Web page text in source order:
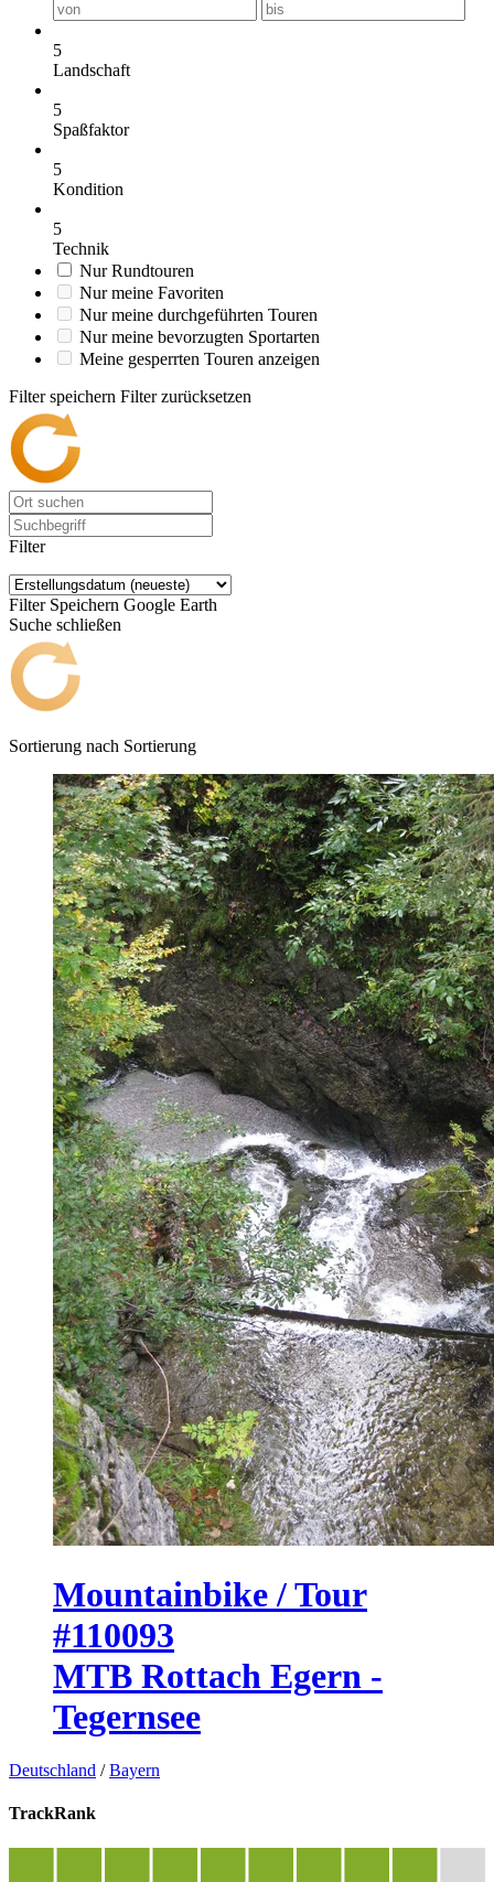
5
Landschaft
5
Spaßfaktor
5
Kondition
5
Technik
Nur Rundtouren
Nur meine Favoriten
Nur meine durchgeführten Touren
Nur meine bevorzugten Sportarten
Meine gesperrten Touren anzeigen
Filter speichern Filter zurücksetzen
Filter
Filter Speichern Google Earth
Suche schließen
Sortierung nach Sortierung
Mountainbike / Tour
#110093
MTB Rottach Egern -
Tegernsee
Deutschland /Bayern
TrackRank